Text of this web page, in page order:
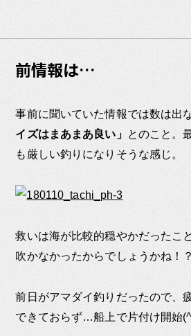
前情報は…
事前に聞いていた情報では数は出
イズはまあまあ良い」 とのこと。
も厳しい釣りになりそうな感じ。
救いは海が比較的穏やかだったこ
吹かなかったからでしょうかね！？
前日がアマダイ釣りだったので、
できておらず…船上で片付け開始